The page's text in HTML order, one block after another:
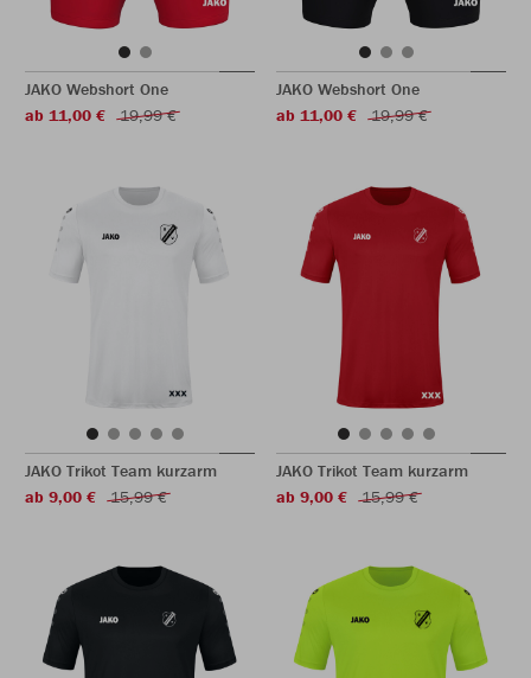
JAKO Webshort One
ab 11,00 €
19,99 €
JAKO Webshort One
ab 11,00 €
19,99 €
JAKO Trikot Team kurzarm
ab 9,00 €
15,99 €
JAKO Trikot Team kurzarm
ab 9,00 €
15,99 €